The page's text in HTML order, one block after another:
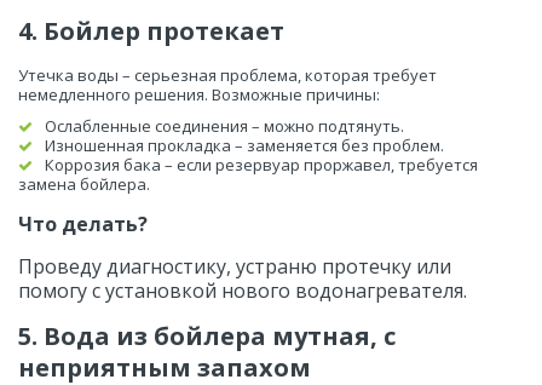
4. Бойлер протекает
Утечка воды – серьезная проблема, которая требует
немедленного решения. Возможные причины:
Ослабленные соединения – можно подтянуть.
Изношенная прокладка – заменяется без проблем.
Коррозия бака – если резервуар проржавел, требуется
замена бойлера.
Что делать?
Проведу диагностику, устраню протечку или
помогу с установкой нового водонагревателя.
5. Вода из бойлера мутная, с
неприятным запахом